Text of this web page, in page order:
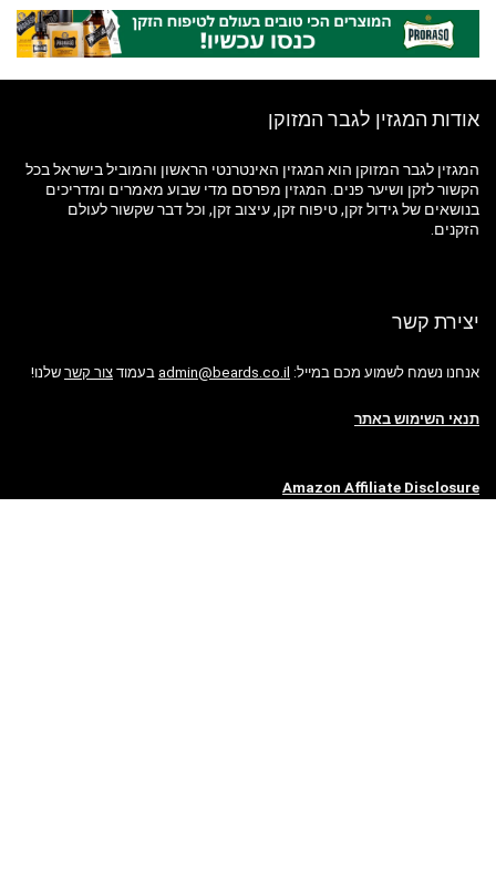
אודות המגזין לגבר המזוקן
המגזין לגבר המזוקן הוא המגזין האינטרנטי הראשון והמוביל בישראל בכל
הקשור לזקן ושיער פנים. המגזין מפרסם מדי שבוע מאמרים ומדריכים
בנושאים של גידול זקן, טיפוח זקן, עיצוב זקן, וכל דבר שקשור לעולם
הזקנים.
יצירת קשר
אנחנו נשמח לשמוע מכם במייל: admin@beards.co.il בעמוד צור קשר שלנו!
תנאי השימוש באתר
Amazon Affiliate Disclosure